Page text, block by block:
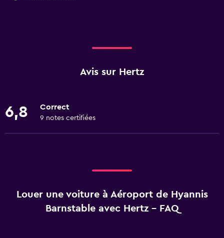
Avis sur Hertz
6,8 Correct
9 notes certifiées
Louer une voiture à Aéroport de Hyannis
Barnstable avec Hertz - FAQ